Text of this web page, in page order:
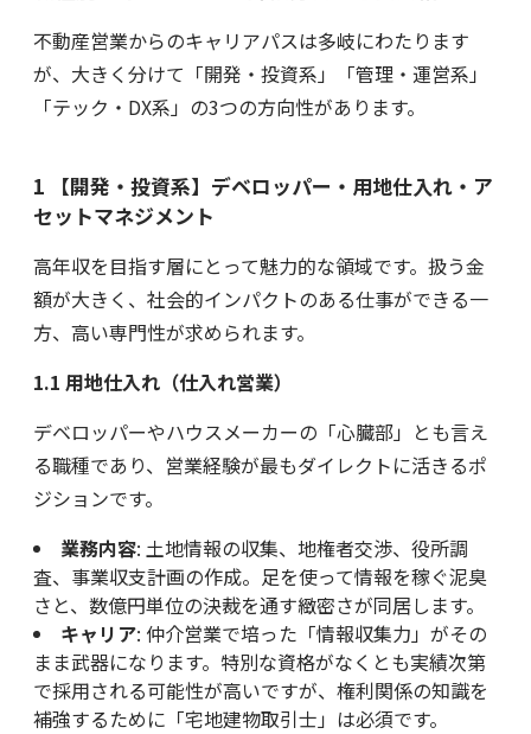
不動産営業からのキャリアパスは多岐にわたります
が、大きく分けて「開発・投資系」「管理・運営系」
「テック・DX系」の3つの方向性があります。
1 【開発・投資系】デベロッパー・用地仕入れ・ア
セットマネジメント
高年収を目指す層にとって魅力的な領域です。扱う金
額が大きく、社会的インパクトのある仕事ができる一
方、高い専門性が求められます。
1.1 用地仕入れ（仕入れ営業）
デベロッパーやハウスメーカーの「心臓部」とも言え
る職種であり、営業経験が最もダイレクトに活きるポ
ジションです。
業務内容: 土地情報の収集、地権者交渉、役所調
査、事業収支計画の作成。足を使って情報を稼ぐ泥臭
さと、数億円単位の決裁を通す緻密さが同居します。
キャリア: 仲介営業で培った「情報収集力」がその
まま武器になります。特別な資格がなくとも実績次第
で採用される可能性が高いですが、権利関係の知識を
補強するために「宅地建物取引士」は必須です。